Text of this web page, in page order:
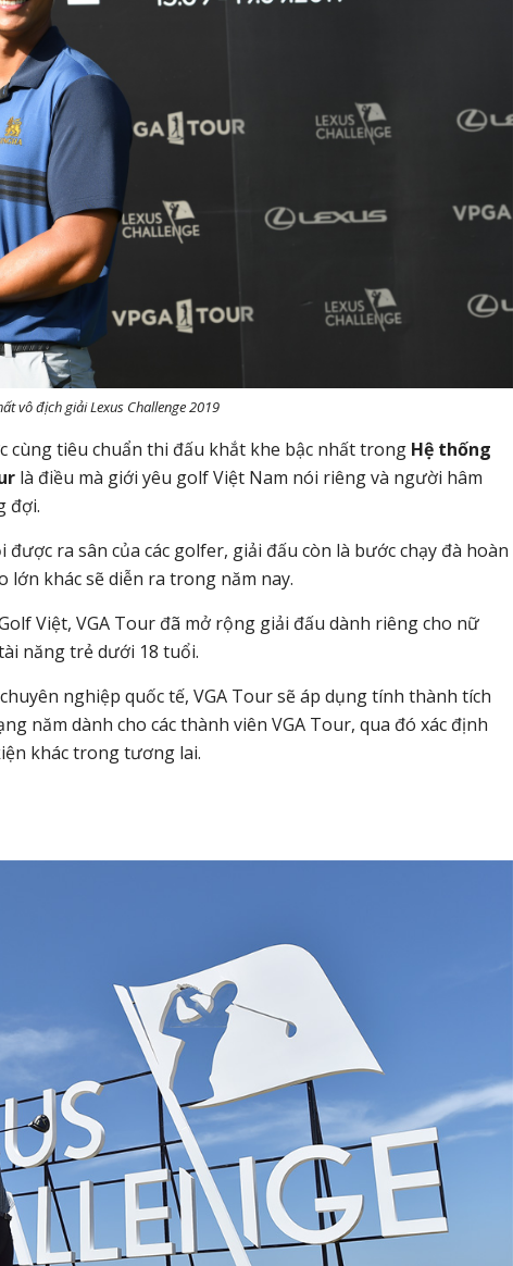
vô địch giải Lexus Challenge 2019
cùng tiêu chuẩn thi đấu khắt khe bậc nhất trong Hệ thống
là điều mà giới yêu golf Việt Nam nói riêng và người hâm
đợi.
ra sân của các golfer, giải đấu còn là bước chạy đà hoàn
khác sẽ diễn ra trong năm nay.
Việt, VGA Tour đã mở rộng giải đấu dành riêng cho nữ
năng trẻ dưới 18 tuổi.
nghiệp quốc tế, VGA Tour sẽ áp dụng tính thành tích
năm dành cho các thành viên VGA Tour, qua đó xác định
khác trong tương lai.